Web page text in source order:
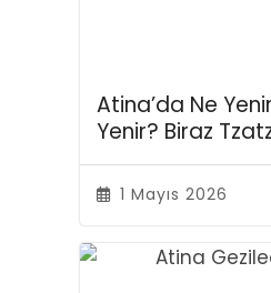
Atina’da Ne
Yenir? Biraz
Sirtaki!
1 Mayıs 2026